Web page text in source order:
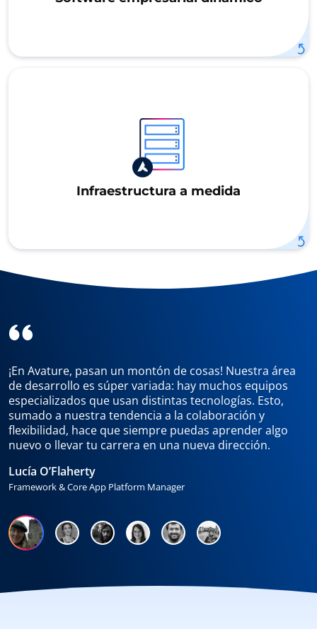
Infraestructura a medida
¡En Avature, pasan un montón de cosas! Nuestra área
de desarrollo es súper variada: hay muchos equipos
especializados que usan distintas tecnologías. Esto,
sumado a nuestra tendencia a la colaboración y
flexibilidad, hace que siempre puedas aprender algo
nuevo o llevar tu carrera en una nueva dirección.
Lucía O’Flaherty
Framework & Core App Platform Manager